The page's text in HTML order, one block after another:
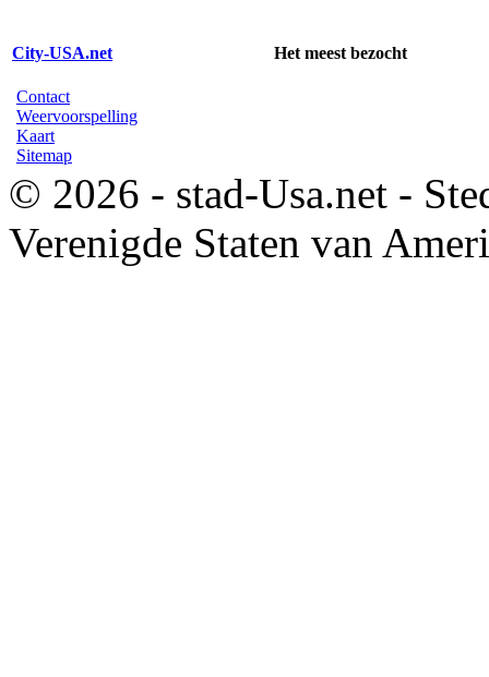
City-USA.net Het meest bezocht
Contact
Weervoorspelling
Kaart
Sitemap
© 2026 - stad-Usa.net -
Verenigde Staten van